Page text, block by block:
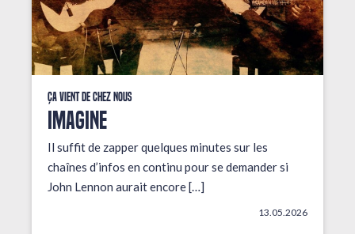
Ça vient de chez nous
IMAGINE
Il suffit de zapper quelques minutes sur les
chaînes d’infos en continu pour se demander si
John Lennon aurait encore […]
13.05.2026